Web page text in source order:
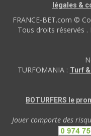
légales &
FRANCE-BET.com ©
Tous droits réservés
TURFOMANIA : Turf
BOTURFERS le
Jouer comporte des